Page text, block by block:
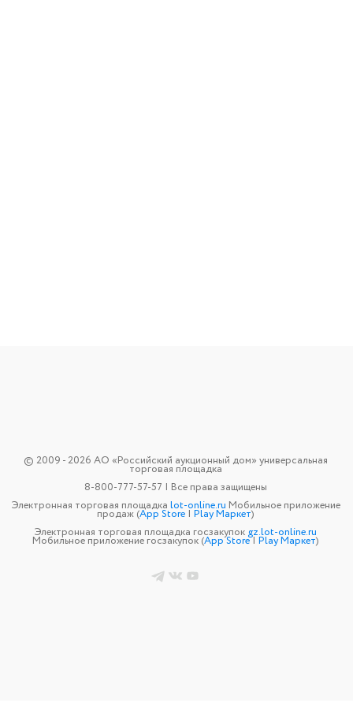
© 2009 - 2026 АО «Российский аукционный дом» универсальная
торговая площадка
8-800-777-57-57 | Все права защищены
Электронная торговая площадка lot-online.ru Мобильное приложение
продаж (App Store| Play Маркет)
Электронная торговая площадка госзакупок gz.lot-online.ru
Мобильное приложение госзакупок (App Store| Play Маркет)